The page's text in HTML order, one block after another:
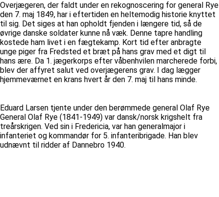
Overjægeren, der faldt under en rekognoscering for general Rye
den 7. maj 1849, har i eftertiden en heltemodig historie knyttet
til sig. Det siges at han opholdt fjenden i længere tid, så de
øvrige danske soldater kunne nå væk. Denne tapre handling
kostede ham livet i en fægtekamp. Kort tid efter anbragte
unge piger fra Fredsted et bræt på hans grav med et digt til
hans ære. Da 1. jægerkorps efter våbenhvilen marcherede forbi,
blev der affyret salut ved overjægerens grav. I dag lægger
hjemmeværnet en krans hvert år den 7. maj til hans minde.
Eduard Larsen tjente under den berømmede general Olaf Rye
General Olaf Rye (1841-1949) var dansk/norsk krigshelt fra
treårskrigen. Ved sin i Fredericia, var han generalmajor i
infanteriet og kommandør for 5. infanteribrigade. Han blev
udnævnt til ridder af Dannebro 1940.